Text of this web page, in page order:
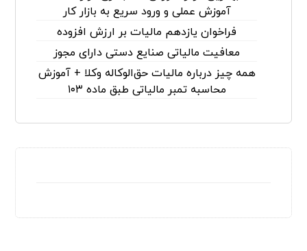
آموزش عملی و ورود سریع به بازار کار
فراخوان یازدهم مالیات بر ارزش افزوده
معافیت مالیاتی صنایع دستی دارای مجوز
همه چیز درباره مالیات حق‌الوکاله وکلا + آموزش
محاسبه تمبر مالیاتی طبق ماده ۱۰۳